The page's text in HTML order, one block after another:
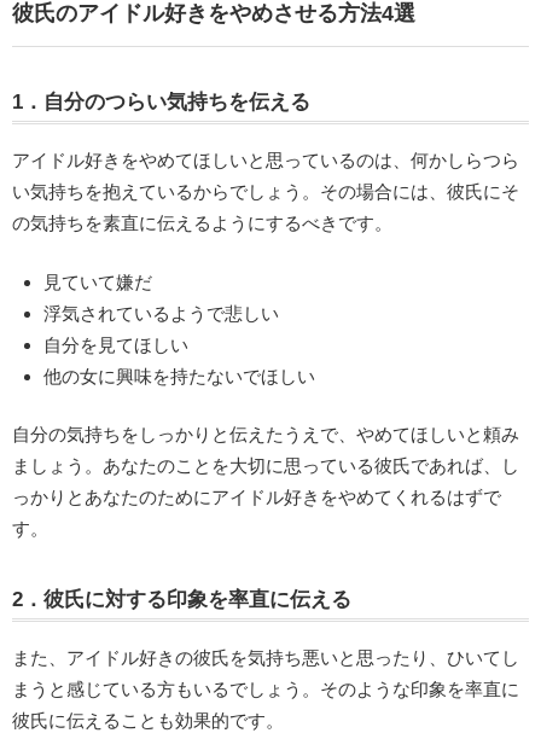
彼氏のアイドル好きをやめさせる方法4選
1．自分のつらい気持ちを伝える
アイドル好きをやめてほしいと思っているのは、何かしらつら
い気持ちを抱えているからでしょう。その場合には、彼氏にそ
の気持ちを素直に伝えるようにするべきです。
見ていて嫌だ
浮気されているようで悲しい
自分を見てほしい
他の女に興味を持たないでほしい
自分の気持ちをしっかりと伝えたうえで、やめてほしいと頼み
ましょう。あなたのことを大切に思っている彼氏であれば、し
っかりとあなたのためにアイドル好きをやめてくれるはずで
す。
2．彼氏に対する印象を率直に伝える
また、アイドル好きの彼氏を気持ち悪いと思ったり、ひいてし
まうと感じている方もいるでしょう。そのような印象を率直に
彼氏に伝えることも効果的です。